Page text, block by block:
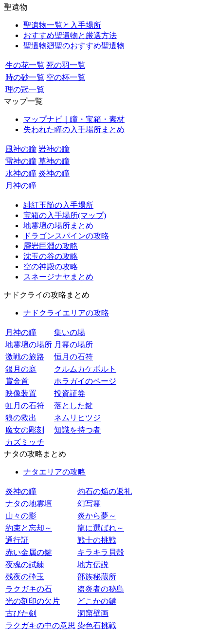
聖遺物
聖遺物一覧と入手場所
おすすめ聖遺物と厳選方法
聖遺物廻聖のおすすめ聖遺物
生の花一覧 死の羽一覧
時の砂一覧 空の杯一覧
理の冠一覧
マップ一覧
マップナビ｜瞳・宝箱・素材
失われた瞳の入手場所まとめ
風神の瞳 岩神の瞳
雷神の瞳 草神の瞳
水神の瞳 炎神の瞳
月神の瞳
緋紅玉髄の入手場所
宝箱の入手場所(マップ)
地霊壇の場所まとめ
ドラゴンスパインの攻略
層岩巨淵の攻略
沈玉の谷の攻略
空の神殿の攻略
スネージナヤまとめ
ナドクライの攻略まとめ
ナドクライエリアの攻略
月神の瞳
集いの場
地霊壇の場所 月霊の場所
激戦の旅路
恒月の石符
銀月の庭
クルムカケボルト
賞金首
ホラガイのページ
映像装置
投資証券
虹月の石符
落とした鍵
狼の救出
ネムリヒツジ
魔女の彫刻
知識を持つ者
カズミッチ
ナタの攻略まとめ
ナタエリアの攻略
炎神の瞳
灼石の焔の返礼
ナタの地霊壇
幻写霊
山々の影
炎から夢～
約束と忘却～
龍に選ばれ～
通行証
戦士の挑戦
赤い金属の鍵
キラキラ貝殻
夜魂の試練
地方伝説
残夜の砕玉
部族秘蔵所
ラクガキの石
盗炎者の秘島
光の刻印の欠片
どこかの鍵
古びた剣
洞窟壁画
ラクガキの中の意思 染色石挑戦